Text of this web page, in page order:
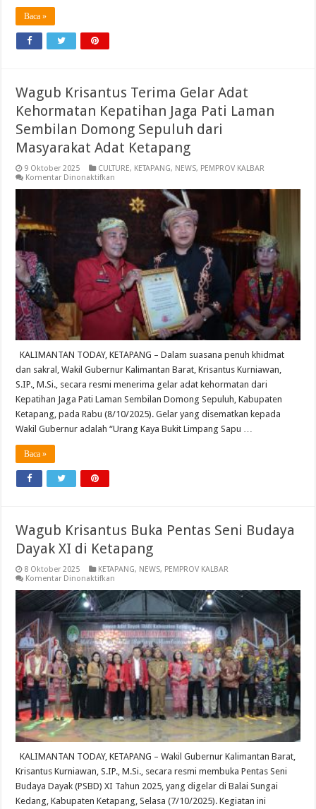
Baca »
Wagub Krisantus Terima Gelar Adat
Kehormatan Kepatihan Jaga Pati Laman
Sembilan Domong Sepuluh dari
Masyarakat Adat Ketapang
9 Oktober 2025 CULTURE, KETAPANG, NEWS, PEMPROV KALBAR
Komentar Dinonaktifkan
Krisantus
Terima
Gelar
Adat
Kehormatan
Kepatihan
Jaga
Pati
Laman
Sembilan
Domong
Sepuluh
dari
Masyarakat
Ketapang
KALIMANTAN TODAY, KETAPANG – Dalam suasana penuh khidmat
dan sakral, Wakil Gubernur Kalimantan Barat, Krisantus Kurniawan,
S.IP., M.Si., secara resmi menerima gelar adat kehormatan dari
Kepatihan Jaga Pati Laman Sembilan Domong Sepuluh, Kabupaten
Ketapang, pada Rabu (8/10/2025). Gelar yang disematkan kepada
Wakil Gubernur adalah “Urang Kaya Bukit Limpang Sapu …
Baca »
Wagub Krisantus Buka Pentas Seni Budaya
Dayak XI di Ketapang
8 Oktober 2025 KETAPANG, NEWS, PEMPROV KALBAR
Komentar Dinonaktifkan
Krisantus
Buka
Pentas
Seni
Budaya
Dayak
XI
di
Ketapang
KALIMANTAN TODAY, KETAPANG – Wakil Gubernur Kalimantan Barat,
Krisantus Kurniawan, S.IP., M.Si., secara resmi membuka Pentas Seni
Budaya Dayak (PSBD) XI Tahun 2025, yang digelar di Balai Sungai
Kedang, Kabupaten Ketapang, Selasa (7/10/2025). Kegiatan ini